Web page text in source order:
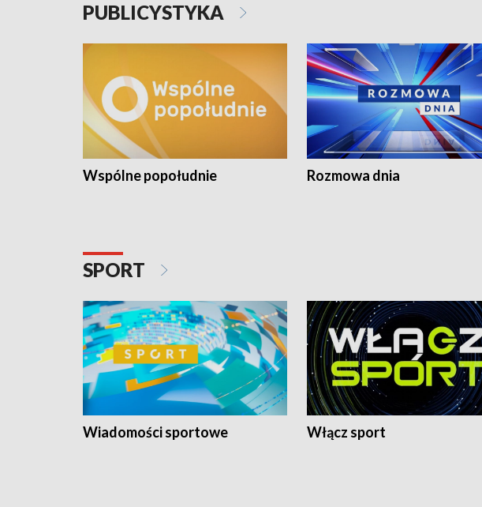
PUBLICYSTYKA
Wspólne popołudnie Rozmowa dnia
SPORT
Wiadomości sportowe Włącz sport